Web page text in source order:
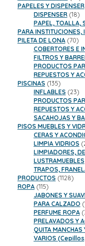
PAPELES Y DISPENSER
DISPENSER 1818
PAPEL, TOALLA,
PARA INSTITUCIONES,
PILETA DE LONA 7070
COBERTORES E
FILTROS Y
PRODUCTOS
REPUESTOS Y
PISCINAS 135135
productos
INFLABLES 2323
PRODUCTOS
REPUESTOS Y
SACAHOJAS Y
PISOS MUEBLES Y
CERAS Y
LIMPIA VIDRIOS
LIMPIADORES,
LUSTRAMUEBLES
TRAPOS,
PRODUCTOS 11281128
ROPA 115115
productos
JABONES Y
PARA CALZADO
PERFUME ROPA
PRELAVADOS Y
QUITA MANCHAS
VARIOS